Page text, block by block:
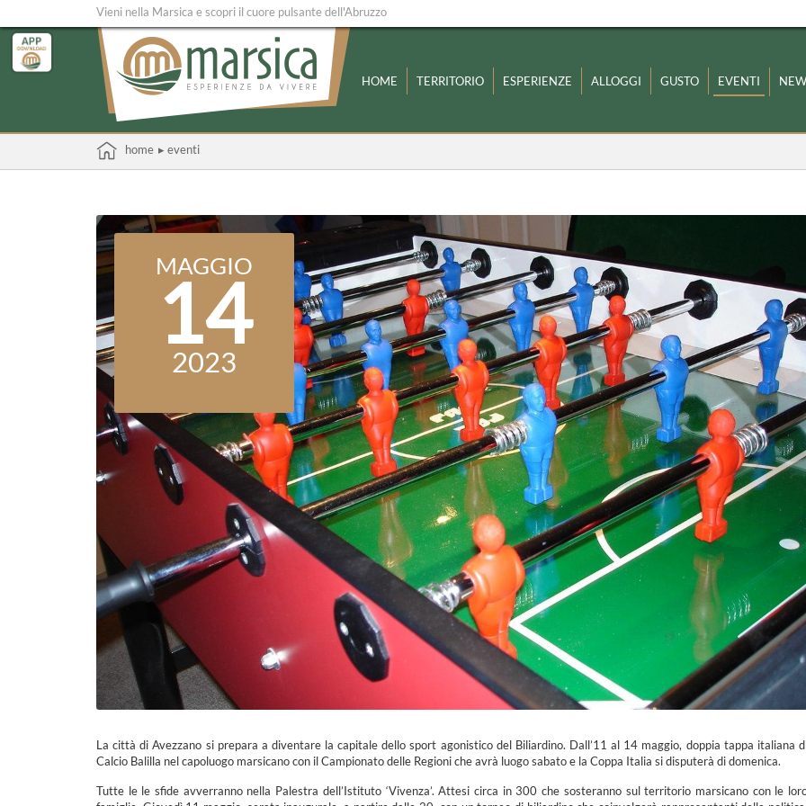
Vieni nella Marsica e scopri il cuore pulsante dell'Abruzzo
HOME TERRITORIO ESPERIENZE ALLOGGI GUSTO EVENTI
home ▸ eventi
MAGGIO
14
2023
La città di Avezzano si prepara a diventare la capitale dello sport agonistico del Biliardino. Dall’11 al 14 maggio, doppia tappa italiana
Calcio Balilla nel capoluogo marsicano con il Campionato delle Regioni che avrà luogo sabato e la Coppa Italia si disputerà di domenica.
Tutte le le sfide avverranno nella Palestra dell’Istituto ‘Vivenza’. Attesi circa in 300 che sosteranno sul territorio marsicano con le